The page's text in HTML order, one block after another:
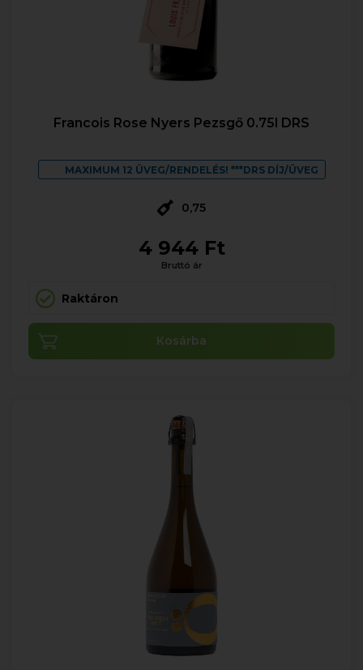
Francois Rose Nyers Pezsgő 0.75l DRS
MAXIMUM 12 ÜVEG/RENDELÉS! ***DRS DÍJ/ÜVEG
0,75
4 944 Ft
Bruttó ár
Raktáron
Kosárba